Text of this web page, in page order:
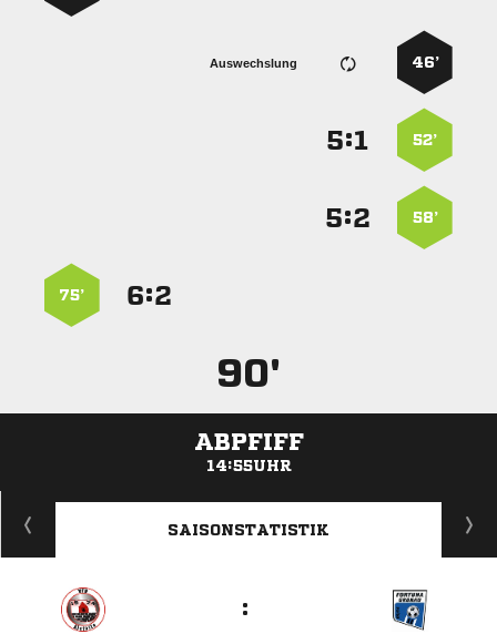
46’
Auswechslung
52’
:
58’
:
:
75’
90'
ABPFIFF
14:55UHR
ANZEIGE
SAISONSTATISTIK
: